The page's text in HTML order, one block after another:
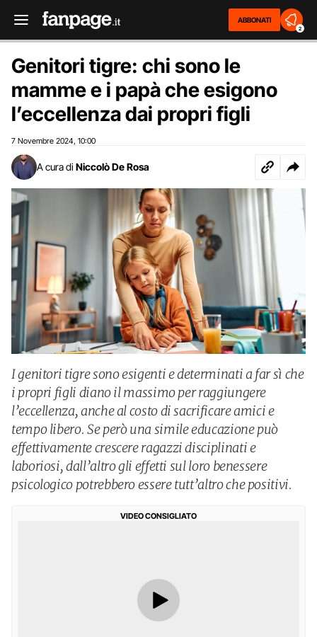
ABBONATI
2
Genitori tigre: chi sono le
mamme e i papà che esigono
l’eccellenza dai propri figli
7 Novembre 2024 10:00
A cura di Niccolò De Rosa
I genitori tigre sono esigenti e determinati a far sì che
i propri figli diano il massimo per raggiungere
l’eccellenza, anche al costo di sacrificare amici e
tempo libero. Se però una simile educazione può
effettivamente crescere ragazzi disciplinati e
laboriosi, dall’altro gli effetti sul loro benessere
psicologico potrebbero essere tutt’altro che positivi.
VIDEO CONSIGLIATO